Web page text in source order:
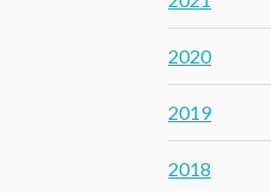
2020
2019
2018